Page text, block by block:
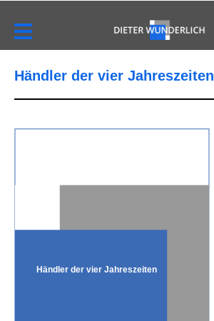
Händler der vier Jahreszeiten
Händler der vier Jahreszeiten